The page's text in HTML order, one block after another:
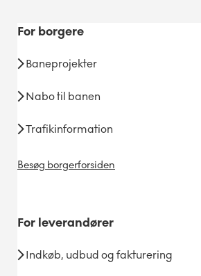
For borgere
Baneprojekter
Nabo til banen
Trafikinformation
Besøg borgerforsiden
For leverandører
Indkøb, udbud og fakturering